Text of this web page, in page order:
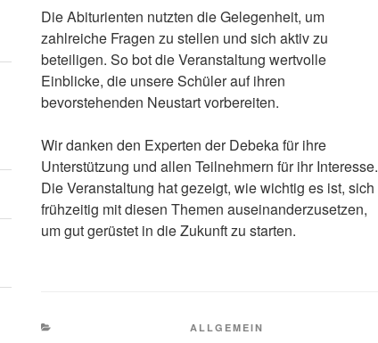
Die Abiturienten nutzten die Gelegenheit, um
zahlreiche Fragen zu stellen und sich aktiv zu
beteiligen. So bot die Veranstaltung wertvolle
Einblicke, die unsere Schüler auf ihren
bevorstehenden Neustart vorbereiten.
Wir danken den Experten der Debeka für ihre
Unterstützung und allen Teilnehmern für ihr Interesse.
Die Veranstaltung hat gezeigt, wie wichtig es ist, sich
frühzeitig mit diesen Themen auseinanderzusetzen,
um gut gerüstet in die Zukunft zu starten.
KATEGORIEN
ALLGEMEIN